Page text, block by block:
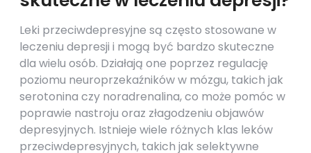
Leki przeciwdepresyjne są często stosowane w
leczeniu depresji i mogą być bardzo skuteczne
dla wielu osób. Działają one poprzez regulację
poziomu neuroprzekaźników w mózgu, takich jak
serotonina czy noradrenalina, co może pomóc w
poprawie nastroju oraz złagodzeniu objawów
depresyjnych. Istnieje wiele różnych klas leków
przeciwdepresyjnych, takich jak selektywne